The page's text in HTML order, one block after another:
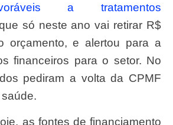
a tratamentos
só neste ano vai retirar R$
orçamento, e alertou para a
financeiros para o setor. No
pediram a volta da CPMF